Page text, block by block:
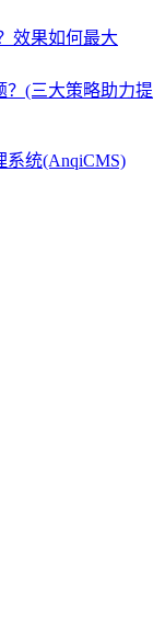
效果如何最大
？(三大策略助力提
系统(AnqiCMS)